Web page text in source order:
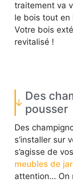
traitement va
le bois tout en
Votre bois
revitalisé !
Des
pousser
Des
s’installer sur
s’agisse de
meubles de
attention… On